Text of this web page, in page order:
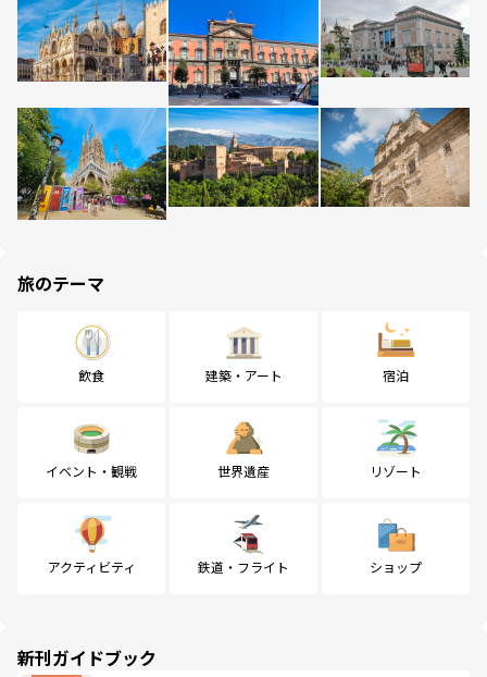
旅のテーマ
飲食 建築・アート 宿泊
イベント・観戦 世界遺産 リゾート
アクティビティ 鉄道・フライト ショップ
新刊ガイドブック